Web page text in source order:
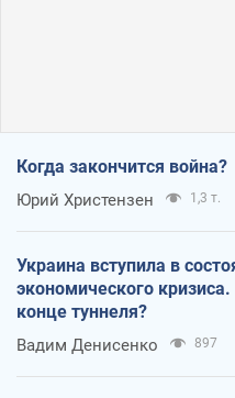
Когда закончится война?
Юрий Христензен 1,3 т.
Украина вступила в
экономического кризиса.
конце туннеля?
Вадим Денисенко 897